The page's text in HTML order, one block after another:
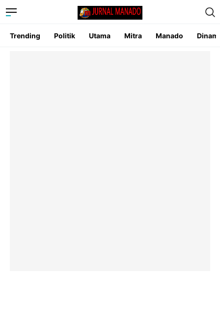
Trending Politik Utama Mitra Manado